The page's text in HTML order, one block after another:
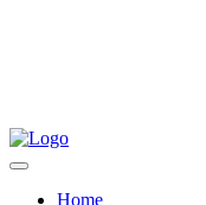
Toggle
navigationHome